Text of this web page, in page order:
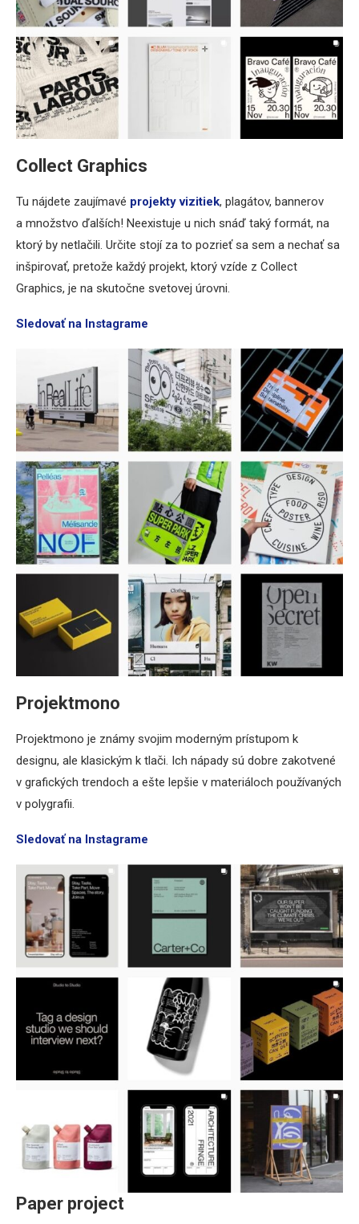
Collect Graphics
Tu nájdete zaujímavé projekty vizitiek, plagátov, bannerov
a množstvo ďalších! Neexistuje u nich snáď taký formát, na
ktorý by netlačili. Určite stojí za to pozrieť sa sem a nechať sa
inšpirovať, pretože každý projekt, ktorý vzíde z Collect
Graphics, je na skutočne svetovej úrovni.
Sledovať na Instagrame
Projektmono
Projektmono je známy svojim moderným prístupom k
designu, ale klasickým k tlači. Ich nápady sú dobre zakotvené
v grafických trendoch a ešte lepšie v materiáloch používaných
v polygrafii.
Sledovať na Instagrame
Paper project